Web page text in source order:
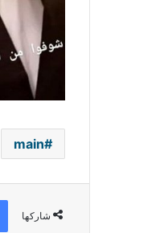
main
شاركها